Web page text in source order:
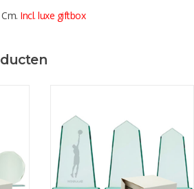
Incl. luxe giftbox
met een graveerplaat en
van tekst en logo. Laat optie
optie “nee”
bestelling het artwork naar
het ordernummer. De levertijd bij